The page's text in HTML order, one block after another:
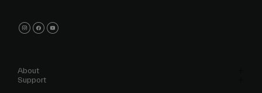
About
Support